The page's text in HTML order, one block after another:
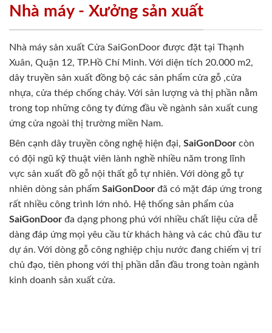
Nhà máy - Xưởng sản xuất
Nhà máy sản xuất Cửa SaiGonDoor được đặt tại Thạnh
Xuân, Quận 12, TP.Hồ Chí Minh. Với diện tích 20.000 m2,
dây truyền sản xuất đồng bộ các sản phẩm cửa gỗ ,cửa
nhựa, cửa thép chống cháy. Với sản lượng và thị phần nằm
trong top những công ty đứng đầu về ngành sản xuất cung
ứng cửa ngoài thị trường miền Nam.
Bên cạnh dây truyền công nghệ hiện đại, SaiGonDoor còn
có đội ngũ kỹ thuật viên lành nghề nhiều năm trong lĩnh
vực sản xuất đồ gỗ nội thất gỗ tự nhiên. Với dòng gỗ tự
nhiên dòng sản phẩm SaiGonDoor đã có mặt đáp ứng trong
rất nhiều công trình lớn nhỏ. Hệ thống sản phẩm của
SaiGonDoor đa dạng phong phú với nhiều chất liệu cửa dễ
dàng đáp ứng mọi yêu cầu từ khách hàng và các chủ đầu tư
dự án. Với dòng gỗ công nghiệp chịu nước đang chiếm vị trí
chủ đạo, tiên phong với thị phần dẫn đầu trong toàn ngành
kinh doanh sản xuất cửa.